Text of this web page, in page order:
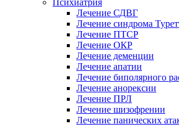
Психиатрия
Лечение СДВГ
Лечение синдрома
Лечение ПТСР
Лечение ОКР
Лечение деменции
Лечение апатии
Лечение биполярного
Лечение анорексии
Лечение ПРЛ
Лечение шизофрении
Лечение панических